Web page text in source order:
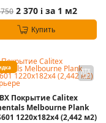
2 370 i за 1 м2
Купить
Покрытие Calitex
Melbourne Plank
1220x182x4 (2,442 м2)